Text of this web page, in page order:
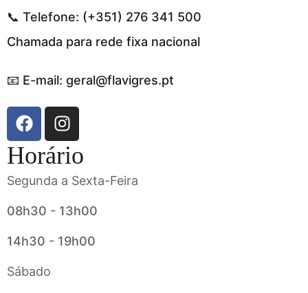
📞 Telefone: (+351) 276 341 500
Chamada para rede fixa nacional
📧 E-mail: geral@flavigres.pt
Horário
Segunda a Sexta-Feira
08h30 - 13h00
14h30 - 19h00
Sábado